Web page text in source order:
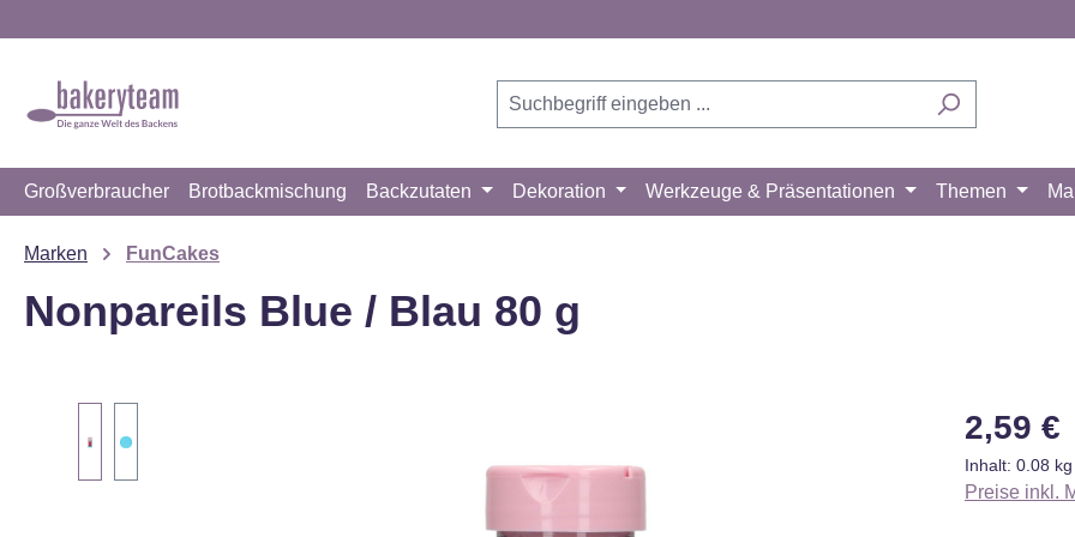
Großverbraucher Brotbackmischung Backzutaten Dekoration Werkzeuge & Präsentationen Themen
Marken FunCakes
Nonpareils Blue / Blau 80 g
Regulärer
2,59 €
Inhalt: 0.08 kg
Preise inkl.